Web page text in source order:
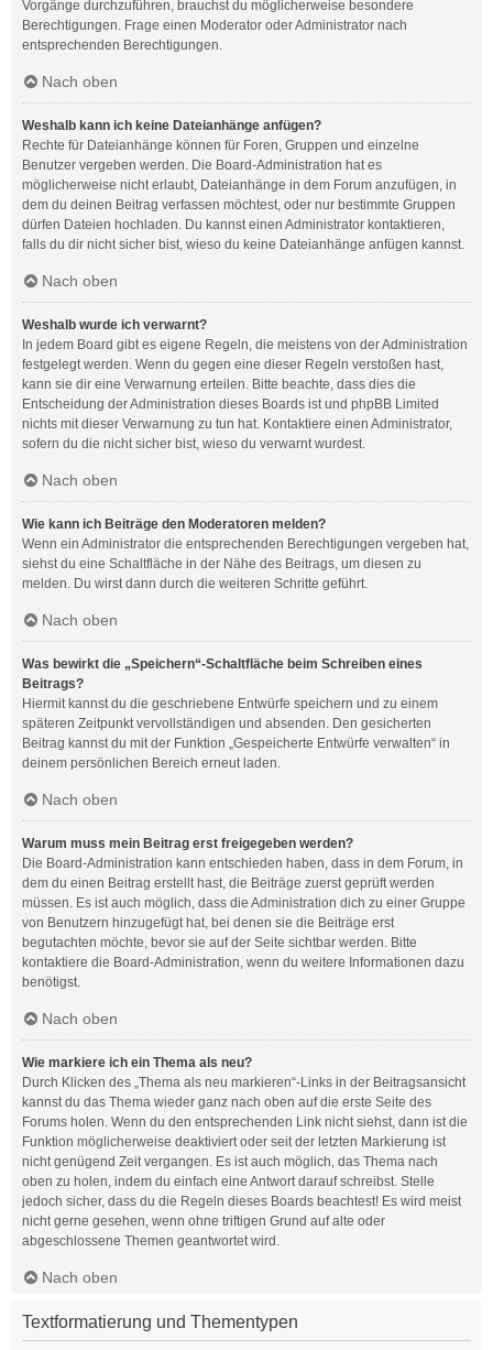
Vorgänge durchzuführen, brauchst du möglicherweise besondere
Berechtigungen. Frage einen Moderator oder Administrator nach
entsprechenden Berechtigungen.
Nach oben
Weshalb kann ich keine Dateianhänge anfügen?
Rechte für Dateianhänge können für Foren, Gruppen und einzelne
Benutzer vergeben werden. Die Board-Administration hat es
möglicherweise nicht erlaubt, Dateianhänge in dem Forum anzufügen, in
dem du deinen Beitrag verfassen möchtest, oder nur bestimmte Gruppen
dürfen Dateien hochladen. Du kannst einen Administrator kontaktieren,
falls du dir nicht sicher bist, wieso du keine Dateianhänge anfügen kannst.
Nach oben
Weshalb wurde ich verwarnt?
In jedem Board gibt es eigene Regeln, die meistens von der Administration
festgelegt werden. Wenn du gegen eine dieser Regeln verstoßen hast,
kann sie dir eine Verwarnung erteilen. Bitte beachte, dass dies die
Entscheidung der Administration dieses Boards ist und phpBB Limited
nichts mit dieser Verwarnung zu tun hat. Kontaktiere einen Administrator,
sofern du die nicht sicher bist, wieso du verwarnt wurdest.
Nach oben
Wie kann ich Beiträge den Moderatoren melden?
Wenn ein Administrator die entsprechenden Berechtigungen vergeben hat,
siehst du eine Schaltfläche in der Nähe des Beitrags, um diesen zu
melden. Du wirst dann durch die weiteren Schritte geführt.
Nach oben
Was bewirkt die „Speichern“-Schaltfläche beim Schreiben eines
Beitrags?
Hiermit kannst du die geschriebene Entwürfe speichern und zu einem
späteren Zeitpunkt vervollständigen und absenden. Den gesicherten
Beitrag kannst du mit der Funktion „Gespeicherte Entwürfe verwalten“ in
deinem persönlichen Bereich erneut laden.
Nach oben
Warum muss mein Beitrag erst freigegeben werden?
Die Board-Administration kann entschieden haben, dass in dem Forum, in
dem du einen Beitrag erstellt hast, die Beiträge zuerst geprüft werden
müssen. Es ist auch möglich, dass die Administration dich zu einer Gruppe
von Benutzern hinzugefügt hat, bei denen sie die Beiträge erst
begutachten möchte, bevor sie auf der Seite sichtbar werden. Bitte
kontaktiere die Board-Administration, wenn du weitere Informationen dazu
benötigst.
Nach oben
Wie markiere ich ein Thema als neu?
Durch Klicken des „Thema als neu markieren“-Links in der Beitragsansicht
kannst du das Thema wieder ganz nach oben auf die erste Seite des
Forums holen. Wenn du den entsprechenden Link nicht siehst, dann ist die
Funktion möglicherweise deaktiviert oder seit der letzten Markierung ist
nicht genügend Zeit vergangen. Es ist auch möglich, das Thema nach
oben zu holen, indem du einfach eine Antwort darauf schreibst. Stelle
jedoch sicher, dass du die Regeln dieses Boards beachtest! Es wird meist
nicht gerne gesehen, wenn ohne triftigen Grund auf alte oder
abgeschlossene Themen geantwortet wird.
Nach oben
Textformatierung und Thementypen